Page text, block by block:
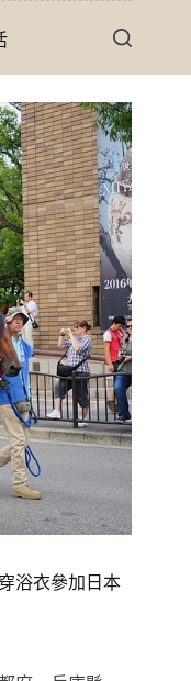
浴衣參加日本